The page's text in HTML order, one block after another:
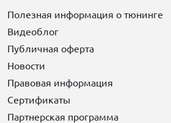
Полезная информация о тюнинге
Видеоблог
Публичная оферта
Новости
Правовая информация
Сертификаты
Партнерская программа